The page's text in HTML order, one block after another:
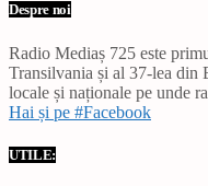
Despre noi
Radio Mediaș 725 este
Transilvania și al 37-lea din
locale și naționale pe unde
Hai și pe #Facebook
UTILE: